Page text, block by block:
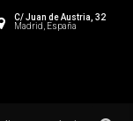
C/ Juan de Austria, 32
Madrid, España